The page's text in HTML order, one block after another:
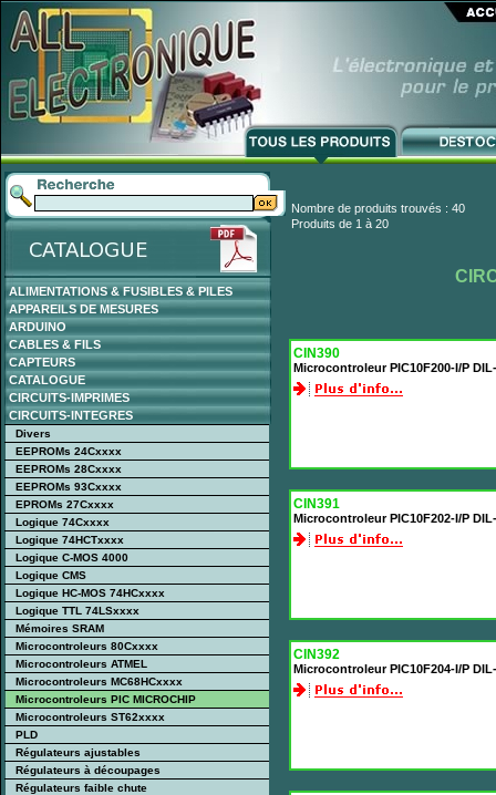
ALIMENTATIONS & FUSIBLES & PILES
APPAREILS DE MESURES
ARDUINO
CABLES & FILS
CAPTEURS
CATALOGUE
CIRCUITS-IMPRIMES
CIRCUITS-INTEGRES
Divers
EEPROMs 24Cxxxx
EEPROMs 28Cxxxx
EEPROMs 93Cxxxx
EPROMs 27Cxxxx
Logique 74Cxxxx
Logique 74HCTxxxx
Logique C-MOS 4000
Logique CMS
Logique HC-MOS 74HCxxxx
Logique TTL 74LSxxxx
Mémoires SRAM
Microcontroleurs 80Cxxxx
Microcontroleurs ATMEL
Microcontroleurs MC68HCxxxx
Microcontroleurs PIC MICROCHIP
Microcontroleurs ST62xxxx
PLD
Régulateurs ajustables
Régulateurs à découpages
Régulateurs faible chute
Nombre de produits trouvés : 40
Produits de 1 à 20
CIN390
Microcontroleur PIC10F200-I/P
CIN391
Microcontroleur PIC10F202-I/P
CIN392
Microcontroleur PIC10F204-I/P